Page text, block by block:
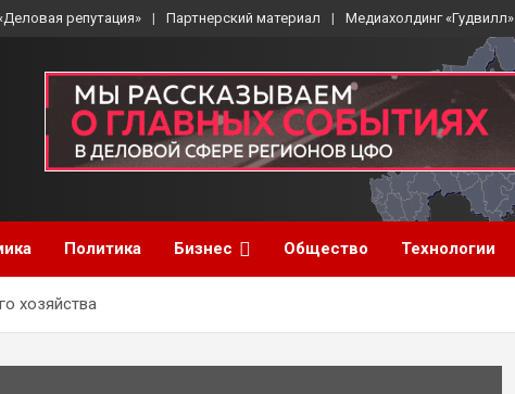
репутация» Партнерский материал Медиахолдинг «Гудвилл»
Политика Бизнес Общество Технологии
хозяйства